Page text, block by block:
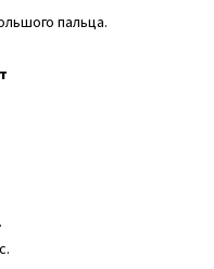
пальца.